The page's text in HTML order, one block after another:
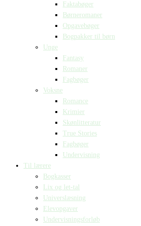
Faktabøger
Børneromaner
Opgavebøger
Bogpakker til børn
Unge
Fantasy
Romaner
Fagbøger
Voksne
Romance
Krimier
Skønlitteratur
True Stories
Fagbøger
Undervisning
Til lærere
Bogkasser
Lix og let-tal
Universlæsning
Elevopgaver
Undervisningsforløb